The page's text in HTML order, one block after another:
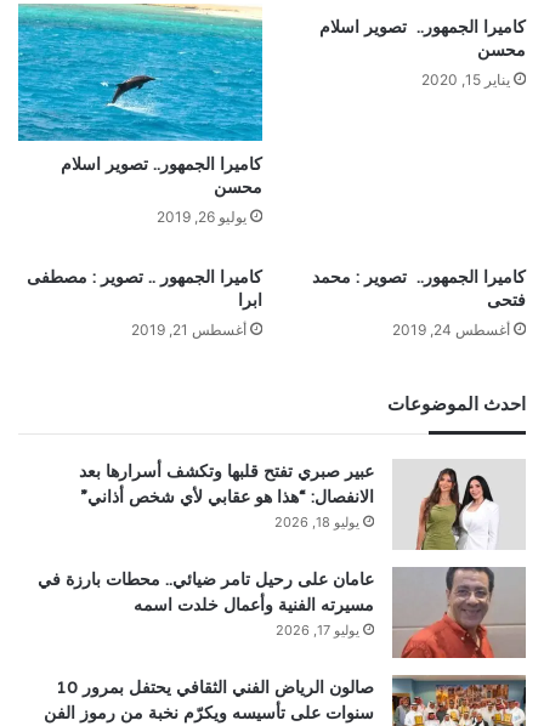
كاميرا الجمهور.. تصوير اسلام
محسن
يناير 15, 2020
كاميرا الجمهور.. تصوير اسلام
محسن
يوليو 26, 2019
كاميرا الجمهور.. تصوير : محمد
فتحى
أغسطس 24, 2019
كاميرا الجمهور .. تصوير : مصطفى
ابرا
أغسطس 21, 2019
احدث الموضوعات
عبير صبري تفتح قلبها وتكشف أسرارها بعد
الانفصال: “هذا هو عقابي لأي شخص أذاني”
يوليو 18, 2026
عامان على رحيل تامر ضيائي.. محطات بارزة في
مسيرته الفنية وأعمال خلدت اسمه
يوليو 17, 2026
صالون الرياض الفني الثقافي يحتفل بمرور 10
سنوات على تأسيسه ويكرّم نخبة من رموز الفن